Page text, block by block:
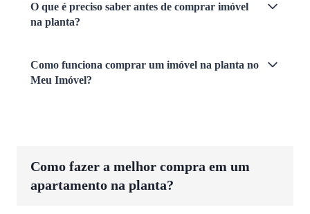
O que é preciso saber antes de comprar imóvel
na planta?
Como funciona comprar um imóvel na planta no
Meu Imóvel?
Como fazer a melhor compra em um
apartamento na planta?